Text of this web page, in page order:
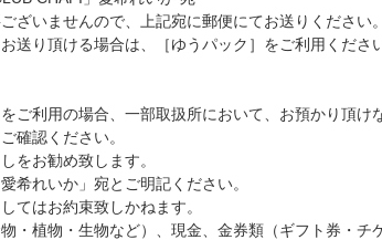
ざいませんので、上記宛に郵便にてお送りください。
送り頂ける場合は、［ゆうパック］をご利用くださ
をご利用の場合、一部取扱所において、お預かり頂け
確認ください。
をお勧め致します。
希れいか」宛とご明記ください。
てはお約束致しかねます。
・植物・生物など）、現金、金券類（ギフト券・チ